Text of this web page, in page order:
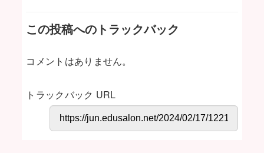
この投稿へのトラックバック
コメントはありません。
トラックバック URL